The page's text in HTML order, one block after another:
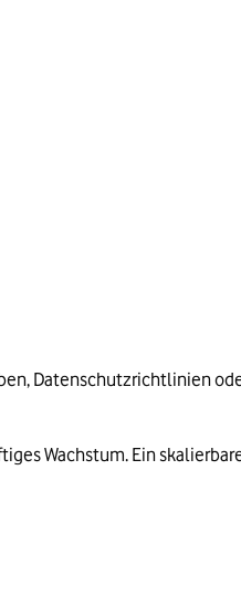
Datenschutzrichtlinien
Wachstum. Ein